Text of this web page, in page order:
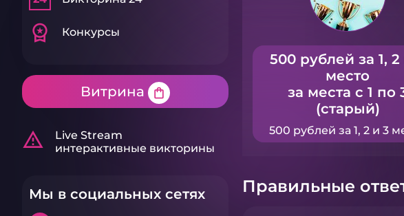
workspace_premium Конкурсы
Витрина shopping_bag
warning_amber
Live Stream
интерактивные викторины
Мы в социальных сетях
500 рублей за 1, 2
место
за места с 1 по
(старый)
500 рублей за 1, 2 и 3
Правильные